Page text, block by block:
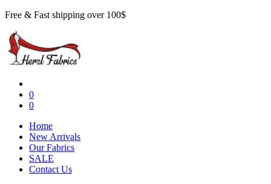
Free & Fast shipping over 100$
0
0
Home
New Arrivals
Our Fabrics
SALE
Contact Us